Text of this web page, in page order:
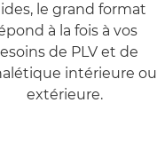
le grand format
à la fois à vos
de PLV et de
intérieure ou
extérieure.